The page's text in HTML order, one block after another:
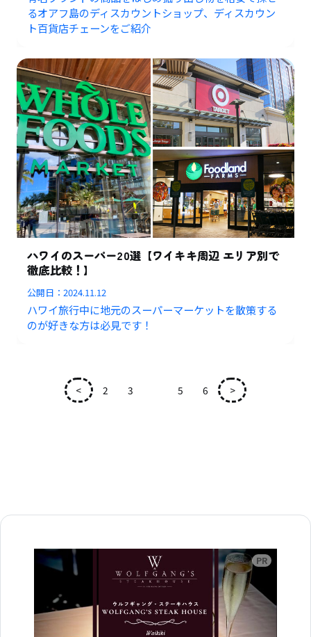
るオアフ島のディスカウントショップ、ディスカウン
ト百貨店チェーンをご紹介
ハワイのスーパー20選【ワイキキ周辺 エリア別で
徹底比較！】
公開日：2024.11.12
ハワイ旅行中に地元のスーパーマーケットを散策する
のが好きな方は必見です！
< 2 3 5 6 >
広告